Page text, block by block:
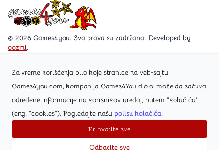
Za vreme korišćenja bilo koje stranice na veb-sajtu
Games4you.com, kompanija Games4You d.o.o. može da sačuva
određene informacije na korisnikov uređaj, putem "kolačića"
(eng. "cookies"). Pogledajte našu polisu kolačića.
Prihvatite sve
Odbacite sve
Games4you logo
© 2026 Games4you. Sva prava su zadržana. Developed by
oozmi.
Posetite Facebook stranicu /Games4you.rs
Zapratite Instagram profil @games4yours